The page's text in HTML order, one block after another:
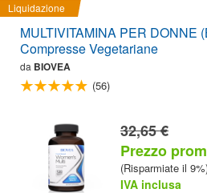
Liquidazione
MULTIVITAMINA PER DONNE
Compresse Vegetariane
da BIOVEA
(56)
32,65 €
Prezzo
(Risparmiate il
IVA inclusa